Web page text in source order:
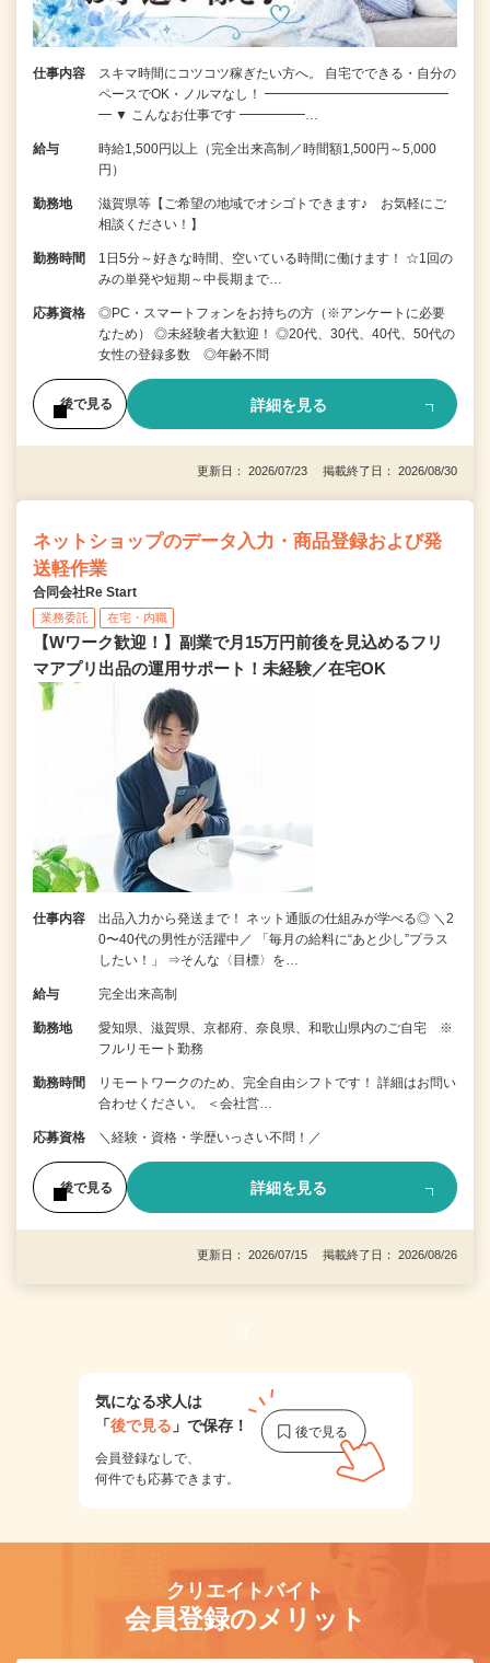
仕事内容
スキマ時間にコツコツ稼ぎたい方へ。 自宅でできる・自分の
ペースでOK・ノルマなし！ ━━━━━━━━━━━━━━
━ ▼ こんなお仕事です ━━━━━…
給与
時給1,500円以上（完全出来高制／時間額1,500円～5,000
円）
勤務地
滋賀県等【ご希望の地域でオシゴトできます♪ お気軽にご
相談ください！】
勤務時間
1日5分～好きな時間、空いている時間に働けます！ ☆1回の
みの単発や短期～中長期まで…
応募資格
◎PC・スマートフォンをお持ちの方（※アンケートに必要
なため） ◎未経験者大歓迎！ ◎20代、30代、40代、50代の
女性の登録多数 ◎年齢不問
後で見る 詳細を見る
更新日： 2026/07/23 掲載終了日： 2026/08/30
ネットショップのデータ入力・商品登録および発
送軽作業
合同会社Re Start
業務委託 在宅・内職
【Wワーク歓迎！】副業で月15万円前後を見込めるフリ
マアプリ出品の運用サポート！未経験／在宅OK
仕事内容
出品入力から発送まで！ ネット通販の仕組みが学べる◎ ＼2
0〜40代の男性が活躍中／ 「毎月の給料に“あと少し”プラス
したい！」 ⇒そんな〈目標〉を…
給与 完全出来高制
勤務地
愛知県、滋賀県、京都府、奈良県、和歌山県内のご自宅 ※
フルリモート勤務
勤務時間
リモートワークのため、完全自由シフトです！ 詳細はお問い
合わせください。 ＜会社営…
応募資格 ＼経験・資格・学歴いっさい不問！／
後で見る 詳細を見る
更新日： 2026/07/15 掲載終了日： 2026/08/26
1
気になる求人は
「後で見る 」で保存！
会員登録なしで、
何件でも応募できます。
クリエイトバイト
会員登録のメリット